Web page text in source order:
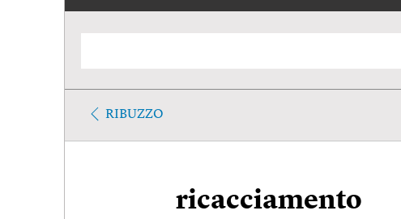
RIBUZZO
ricacciamento